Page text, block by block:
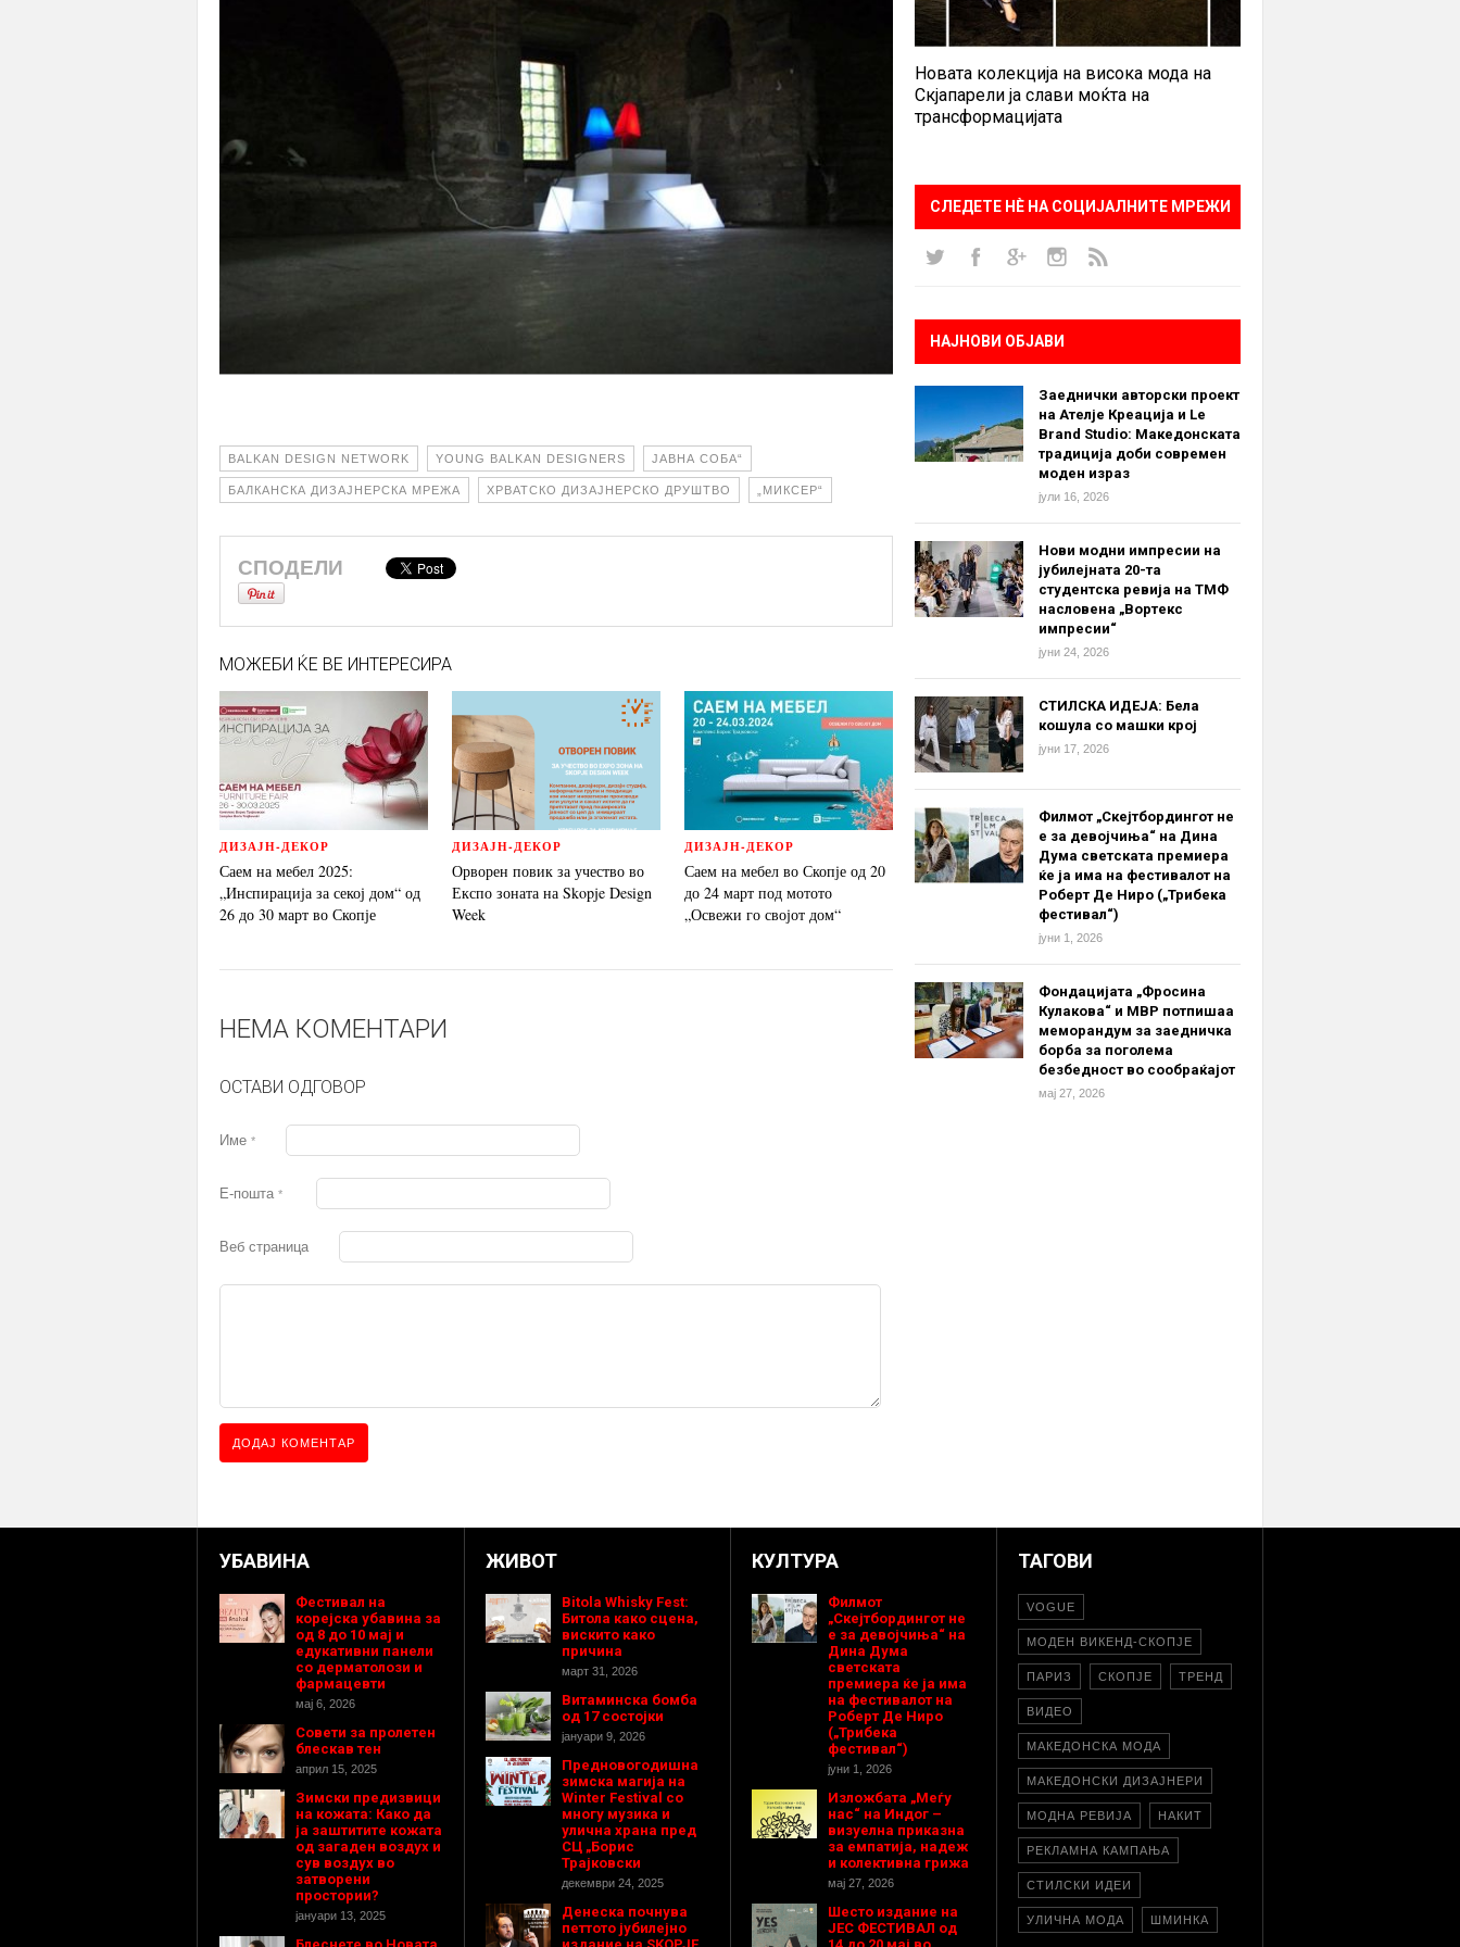
BALKAN DESIGN NETWORK YOUNG BALKAN DESIGNERS ЈАВНА СОБА“
БАЛКАНСКА ДИЗАЈНЕРСКА МРЕЖА ХРВАТСКО ДИЗАЈНЕРСКО ДРУШТВО „МИКСЕР“
СПОДЕЛИ
МОЖЕБИ ЌЕ ВЕ ИНТЕРЕСИРА
ДИЗАЈН-ДЕКОР
Саем на мебел 2025:
„Инспирација за секој дом“ од
26 до 30 март во Скопје
ДИЗАЈН-ДЕКОР
Орворен повик за учество во
Експо зоната на Skopje Design
Week
ДИЗАЈН-ДЕКОР
Саем на мебел во Скопје од 20
до 24 март под мотото
„Освежи го својот дом“
НЕМА КОМЕНТАРИ
ОСТАВИ ОДГОВОР
Име *
Е-пошта *
Веб страница
Новата колекција на висока мода на
Скјапарели ја слави моќта на
трансформацијата
СЛЕДЕТЕ НÈ НА СОЦИЈАЛНИТЕ МРЕЖИ
НАЈНОВИ ОБЈАВИ
Заеднички авторски проект
на Ателје Креација и Le
Brand Studio: Македонската
традиција доби современ
моден израз
јули 16, 2026
Нови модни импресии на
јубилејната 20-та
студентска ревија на ТМФ
насловена „Вортекс
импресии“
јуни 24, 2026
СТИЛСКА ИДЕЈА: Бела
кошула со машки крој
јуни 17, 2026
Филмот „Скејтбордингот не
е за девојчиња“ на Дина
Дума светската премиера
ќе ја има на фестивалот на
Роберт Де Ниро („Трибека
фестивал“)
јуни 1, 2026
Фондацијата „Фросина
Кулакова“ и МВР потпишаа
меморандум за заедничка
борба за поголема
безбедност во сообраќајот
мај 27, 2026
УБАВИНА
Фестивал на
корејска убавина за
од 8 до 10 мај и
едукативни панели
со дерматолози и
фармацевти
мај 6, 2026
Совети за пролетен
блескав тен
април 15, 2025
Зимски предизвици
на кожата: Како да
ја заштитите кожата
од загаден воздух и
сув воздух во
затворени
простории?
јануари 13, 2025
ЖИВОТ
Bitola Whisky Fest:
Битола како сцена,
вискито како
причина
март 31, 2026
Витаминска бомба
од 17 состојки
јануари 9, 2026
Предновогодишнa
зимска магија на
Winter Festival со
многу музика и
улична храна пред
СЦ „Борис
Трајковски
декември 24, 2025
Денеска почнува
петтото јубилејно
КУЛТУРА
Филмот
„Скејтбордингот не
е за девојчиња“ на
Дина Дума
светската
премиера ќе ја има
на фестивалот на
Роберт Де Ниро
(„Трибека
фестивал“)
јуни 1, 2026
Изложбата „Меѓу
нас“ на Индог –
визуелна приказна
за емпатија, надеж
и колективна грижа
мај 27, 2026
Шесто издание на
ЈЕС ФЕСТИВАЛ од
ТАГОВИ
VOGUE
МОДЕН ВИКЕНД-СКОПЈЕ
ПАРИЗ СКОПЈЕ ТРЕНД
ВИДЕО
МАКЕДОНСКА МОДА
МАКЕДОНСКИ ДИЗАЈНЕРИ
МОДНА РЕВИЈА НАКИТ
РЕКЛАМНА КАМПАЊА
СТИЛСКИ ИДЕИ
УЛИЧНА МОДА ШМИНКА